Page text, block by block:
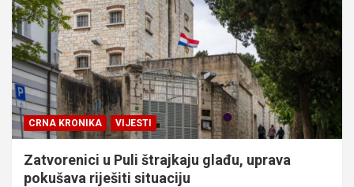
CRNA KRONIKA VIJESTI
Zatvorenici u Puli štrajkaju glađu, uprava
pokušava riješiti situaciju